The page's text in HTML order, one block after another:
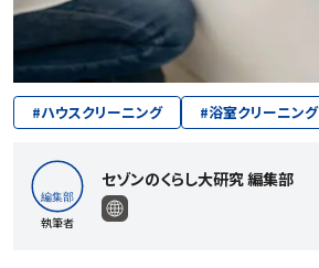
#ハウスクリーニング #浴室クリーニング
執筆者
セゾンのくらし大研究 編集部